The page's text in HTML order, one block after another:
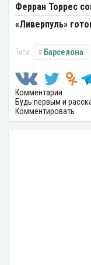
Ферран Торрес
«Ливерпуль»
Барселона
Комментарии
Будь первым и
Комментировать